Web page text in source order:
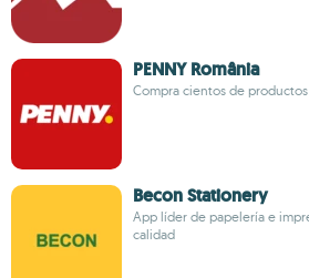
PENNY România
Compra cientos de
Becon Stationery
App líder de papelería e
calidad